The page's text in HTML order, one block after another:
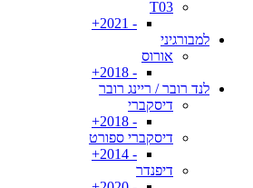
T03
- 2021+
למבורגיני
אורוס
- 2018+
לנד רובר / ריינג רובר
דיסקברי
- 2018+
דיסקברי ספורט
- 2014+
דיפנדר